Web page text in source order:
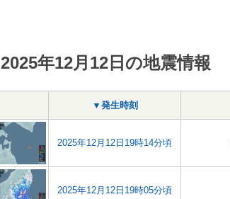
2025年12月12日の地震情報
▼発生時刻
2025年12月12日19時14分頃
2025年12月12日19時05分頃